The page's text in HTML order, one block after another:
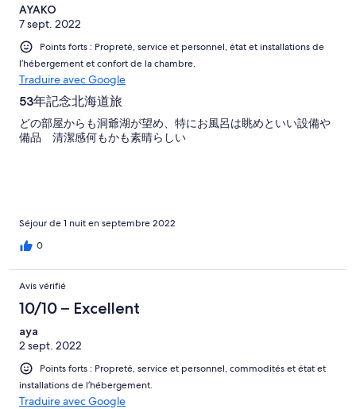
AYAKO
7 sept. 2022
Points forts : Propreté, service et personnel, état et installations de
l’hébergement et confort de la chambre.
Traduire avec Google
53年記念北海道旅
どの部屋からも洞爺湖が望め、特にお風呂は眺めといい設備や
備品 清潔感何もかも素晴らしい
Séjour de 1 nuit en septembre 2022
0
Avis vérifié
10/10 – Excellent
aya
2 sept. 2022
Points forts : Propreté, service et personnel, commodités et état et
installations de l’hébergement.
Traduire avec Google